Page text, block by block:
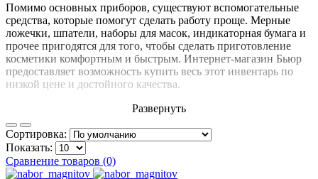
Помимо основных приборов, существуют вспомогательные
средства, которые помогут сделать работу проще. Мерные
ложечки, шпатели, наборы для масок, индикаторная бумага и
прочее пригодятся для того, чтобы сделать приготовление
косметики комфортным и быстрым. Интернет-магазин Бьюр
предоставляет возможность купить весь этот инвентарь по
низкой цене и достойного качества.
Развернуть
Сортировка:
Показать:
Сравнение товаров (0)